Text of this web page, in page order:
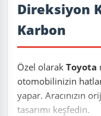
Direksiyon
Karbon
Özel olarak Toyota
otomobilinizin
yapar. Aracınızın
tasarımı keşfedin.